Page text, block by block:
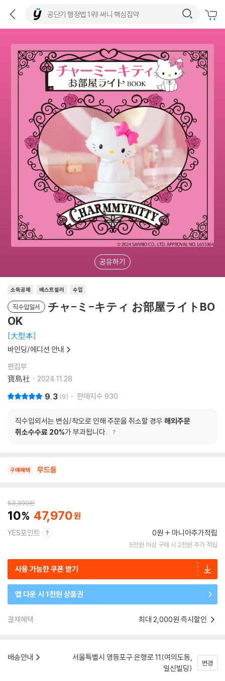
공유하기
소득공제 베스트셀러 수입
직수입일서
チャ-ミ-キティ お部屋ライトBO
OK
大型本
바인딩/에디션 안내
편집부
寶島社
2024.11.28.
9.3 9 판매지수 930
직수입외서는 변심/착오로 인해 주문을 취소할 경우 해외주문
취소수수료 20%가 부과됩니다.
구매혜택 무드등
53,300원
10 47,970
YES포인트 0원 마니아추가적립
5만원 이상 구매 시 2천원 추가 적립
사용 가능한 쿠폰 받기
앱 다운 시 1천원 상품권
결제혜택 최대 2,000원 즉시할인
배송안내
서울특별시 영등포구 은행로 11(여의도동,
일신빌딩)
변경